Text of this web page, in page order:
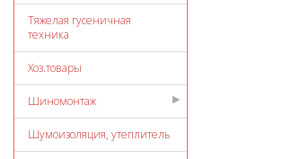
Тяжелая гусеничная
техника
Хоз.товары
Шиномонтаж
Шумоизоляция, утеплитель